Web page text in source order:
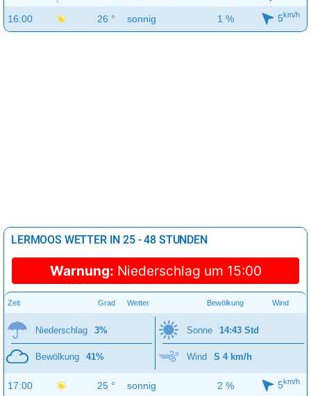
16:00 26 ° sonnig 1 % 5km/h
LERMOOS WETTER IN 25 - 48 STUNDEN
Warnung: Niederschlag um 15:00
Zeit Grad Wetter Bewölkung Wind
Niederschlag 3%
Bewölkung 41%
Sonne 14:43 Std
Wind S 4 km/h
17:00 25 ° sonnig 2 % 5km/h